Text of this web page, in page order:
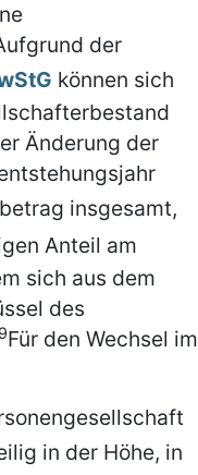
der
können sich
Änderung der
insgesamt,
Anteil am
sich aus dem
des
9Für den Wechsel im
in der Höhe, in